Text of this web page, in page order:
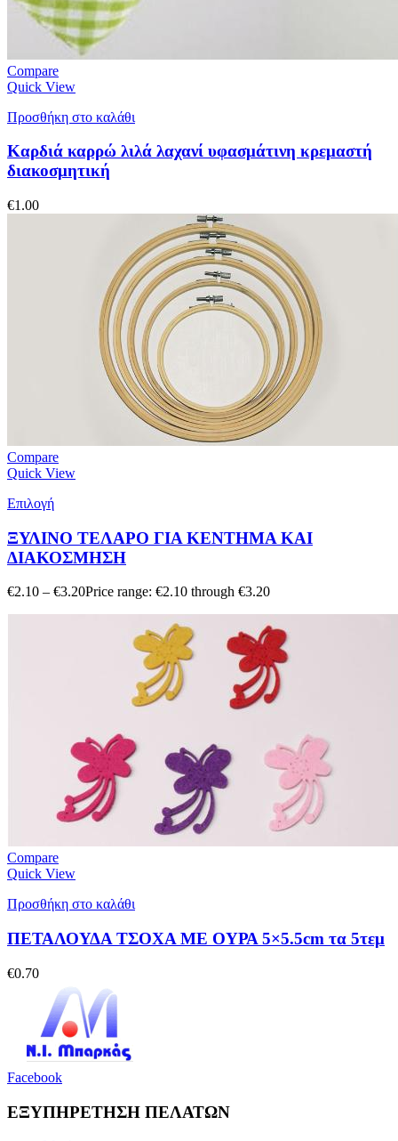
Compare
Quick View
Προσθήκη στο καλάθι
Καρδιά καρρώ λιλά λαχανί υφασμάτινη κρεμαστή
διακοσμητική
€1.00
Compare
Quick View
Επιλογή
ΞΥΛΙΝΟ ΤΕΛΑΡΟ ΓΙΑ ΚΕΝΤΗΜΑ KAI
ΔΙΑΚΟΣΜΗΣΗ
€2.10 – €3.20Price range: €2.10 through €3.20
Compare
Quick View
Προσθήκη στο καλάθι
ΠΕΤΑΛΟΥΔΑ ΤΣΟΧΑ ΜΕ ΟΥΡΑ 5×5.5cm τα 5τεμ
€0.70
Facebook
ΕΞΥΠΗΡΕΤΗΣΗ ΠΕΛΑΤΩΝ